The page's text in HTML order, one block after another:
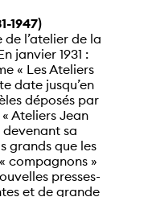
1947)
l’atelier de la
janvier 1931 :
« Les Ateliers
date jusqu’en
déposés par
Ateliers Jean
sa
grands que les
compagnons »
presses-
et de grande